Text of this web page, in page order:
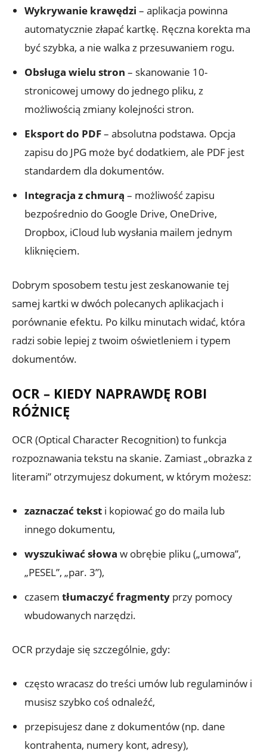
Wykrywanie krawędzi – aplikacja powinna
automatycznie złapać kartkę. Ręczna korekta ma
być szybka, a nie walka z przesuwaniem rogu.
Obsługa wielu stron – skanowanie 10-
stronicowej umowy do jednego pliku, z
możliwością zmiany kolejności stron.
Eksport do PDF– absolutna podstawa. Opcja
zapisu do JPG może być dodatkiem, ale PDF jest
standardem dla dokumentów.
Integracja z chmurą – możliwość zapisu
bezpośrednio do Google Drive, OneDrive,
Dropbox, iCloud lub wysłania mailem jednym
kliknięciem.
Dobrym sposobem testu jest zeskanowanie tej
samej kartki w dwóch polecanych aplikacjach i
porównanie efektu. Po kilku minutach widać, która
radzi sobie lepiej z twoim oświetleniem i typem
dokumentów.
OCR – KIEDY NAPRAWDĘ ROBI
RÓŻNICĘ
OCR (Optical Character Recognition) to funkcja
rozpoznawania tekstu na skanie. Zamiast „obrazka z
literami” otrzymujesz dokument, w którym możesz:
zaznaczać tekst i kopiować go do maila lub
innego dokumentu,
wyszukiwać słowa w obrębie pliku („umowa”,
„PESEL”, „par. 3”),
czasem tłumaczyć fragmenty przy pomocy
wbudowanych narzędzi.
OCR przydaje się szczególnie, gdy:
często wracasz do treści umów lub regulaminów i
musisz szybko coś odnaleźć,
przepisujesz dane z dokumentów (np. dane
kontrahenta, numery kont, adresy),